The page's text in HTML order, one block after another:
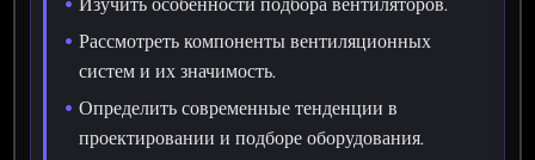
Рассмотреть компоненты вентиляционных
систем и их значимость.
Определить современные тенденции в
проектировании и подборе оборудования.